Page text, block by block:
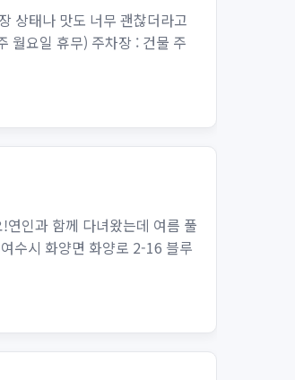
상태나 맛도 너무 괜찮더라고
월요일 휴무) 주차장 : 건물 주
인과 함께 다녀왔는데 여름 풀
수시 화양면 화양로 2-16 블루